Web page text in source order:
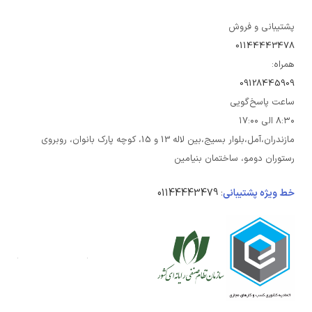
پشتیبانی و فروش
01144443478
همراه:
09128445909
ساعت پاسخ‌گویی
۸:۳۰ الی ۱۷:۰۰
مازندران،آمل،بلوار بسیج،بین لاله 13 و 15، کوچه پارک بانوان، روبروی
رستوران دومو، ساختمان بنیامین
خط ویژه پشتیبانی:
01144443479